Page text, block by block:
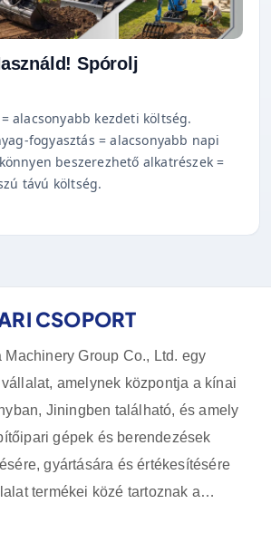
Spórolj
alacsonyabb kezdeti költség.
fogyasztás = alacsonyabb napi
beszerezhető alkatrészek =
távú költség.
CSOPORT
Group Co., Ltd. egy
amelynek központja a kínai
Jiningben található, és amely
gépek és berendezések
gyártására és értékesítésére
termékei közé tartoznak a
targoncák, csúszórakodók és
széles körben használnak a